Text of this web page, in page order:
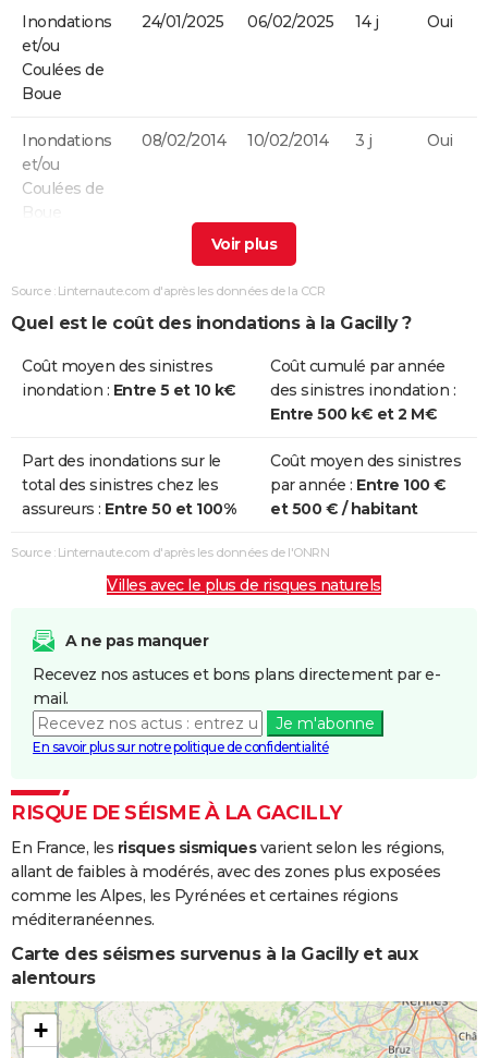
Inondations
et/ou
Coulées de
Boue
24/01/2025 06/02/2025 14 j Oui
Inondations
et/ou
Coulées de
Boue
08/02/2014 10/02/2014 3 j Oui
et/ou
Boue
05/01/2001 05/01/2001
Inondations
et/ou
12/12/2000 13/12/2000 2 j Oui
Inondations
et/ou
Coulées de
25/12/1999 29/12/1999 5 j Non
et/ou
Inondations
et/ou
Boue
15/01/1988 25/02/1988 42 j
Source : Linternaute.com d'après les données de la CCR
Quel est le coût des inondations à la Gacilly ?
Coût moyen des sinistres
inondation : Entre 5 et 10 k€
Coût cumulé par année
des sinistres inondation :
Entre 500 k€ et 2 M€
Part des inondations sur le
total des sinistres chez les
assureurs : Entre 50 et 100%
Coût moyen des sinistres
par année : Entre 100 €
et 500 € / habitant
Source : Linternaute.com d'après les données de l'ONRN
Villes avec le plus de risques naturels
A ne pas manquer
Recevez nos astuces et bons plans directement par e-
mail.
Je m'abonne
En savoir plus sur notre politique de confidentialité
RISQUE DE SÉISME À LA GACILLY
En France, les risques sismiquesvarient selon les régions,
allant de faibles à modérés, avec des zones plus exposées
comme les Alpes, les Pyrénées et certaines régions
méditerranéennes.
Carte des séismes survenus à la Gacilly et aux
alentours
+